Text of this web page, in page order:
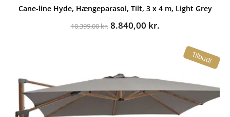
Cane-line Hyde, Hængeparasol, Tilt, 3 x 4 m, Light Grey
10.399,00kr. Den
8.840,00 kr.Den
8.840,00 kr..
Tilbud!